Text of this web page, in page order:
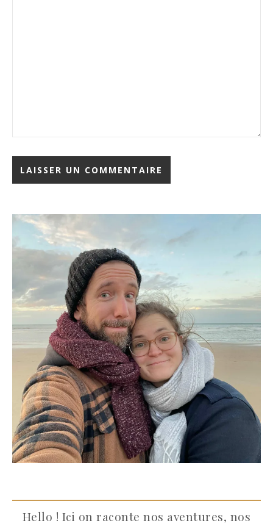
Hello ! Ici on raconte nos aventures, nos